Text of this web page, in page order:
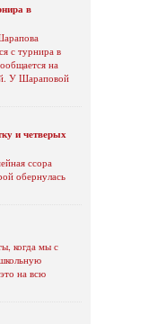
в
с турнира в
на
У Шараповой
и четверых
ссора
обернулась
когда мы с
на всю